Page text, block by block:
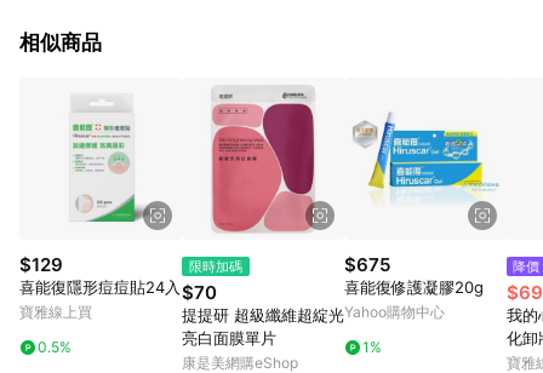
相似商品
$129
喜能復隱形痘痘貼24入
寶雅線上買
0.5%
限時加碼
$70
提提研 超級纖維超綻光
亮白面膜單片
康是美網購eShop
$675
喜能復修護凝膠20g
Yahoo購物中心
1%
降價
$69
我的
化卸
寶雅